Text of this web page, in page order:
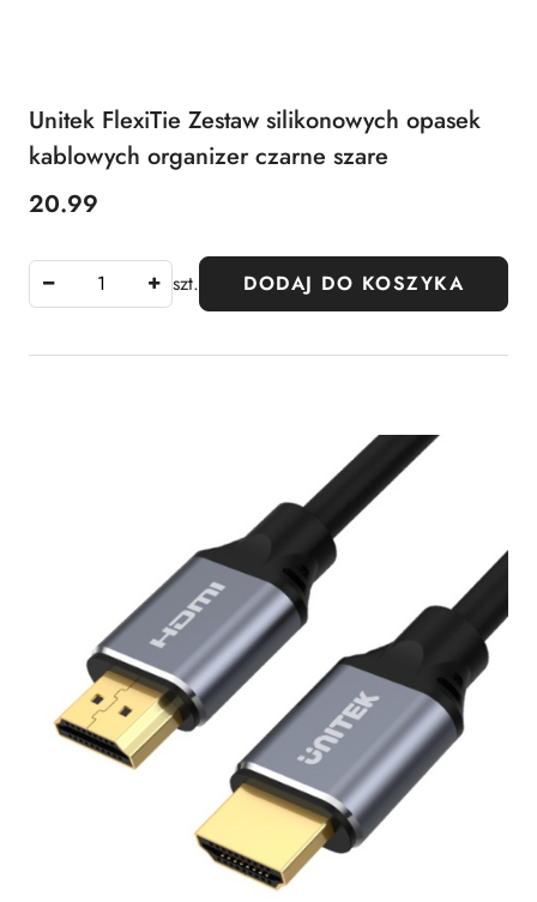
Unitek FlexiTie Zestaw silikonowych opasek
kablowych organizer czarne szare
Cena:
20.99
szt. DODAJ DO KOSZYKA